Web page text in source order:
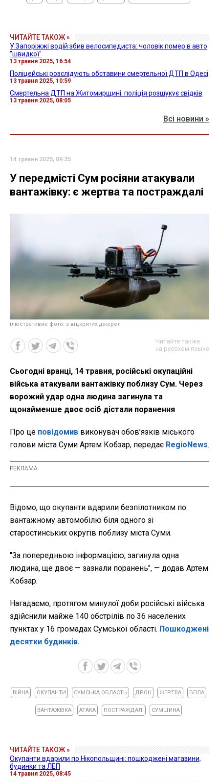
ЧИТАЙТЕ ТАКОЖ »
У Запоріжжі водій збив велосипедиста: чоловік помер в авто
"швидкої"
13 травня 2025, 16:54
Поліцейські розслідують обставини смертельної ДТП в Одесі
13 травня 2025, 10:59
Смертельна ДТП на Житомирщині: поліція розшукує свідків
13 травня 2025, 08:05
Всі новини »
14 травня 2025, 09:35
У передмісті Сум росіяни атакували
вантажівку: є жертва та постраждалі
ілюстративне фото: з відкритих джерел
Читайте также
на русском языке
Сьогодні вранці, 14 травня, російські окупаційні
війська атакували вантажівку поблизу Сум. Через
ворожий удар одна людина загинула та
щонайменше двоє осіб дістали поранення
Про це повідомив виконувач обов’язків міського
голови міста Суми Артем Кобзар, передає RegioNews.
Відомо, що окупанти вдарили безпілотником по
вантажному автомобілю біля одного зі
старостинських округів поблизу міста Суми.
"За попередньою інформацією, загинула одна
людина, ще двоє — зазнали поранень", — додав Артем
Кобзар.
Нагадаємо, протягом минулої доби російські війська
здійснили майже 140 обстрілів по 36 населених
пунктах у 16 громадах Сумської області. Пошкоджені
десятки будинків.
ВІЙНА ОКУПАНТИ СУМСЬКА ОБЛАСТЬ ДРОН ЖЕРТВА БПЛА
ВАНТАЖІВКА АТАКА ПОСТРАЖДАЛІ СУМЩИНА
ЧИТАЙТЕ ТАКОЖ »
Окупанти вдарили по Нікопольщині: пошкоджені магазини,
будинки та ЛЕП
14 травня 2025, 08:45